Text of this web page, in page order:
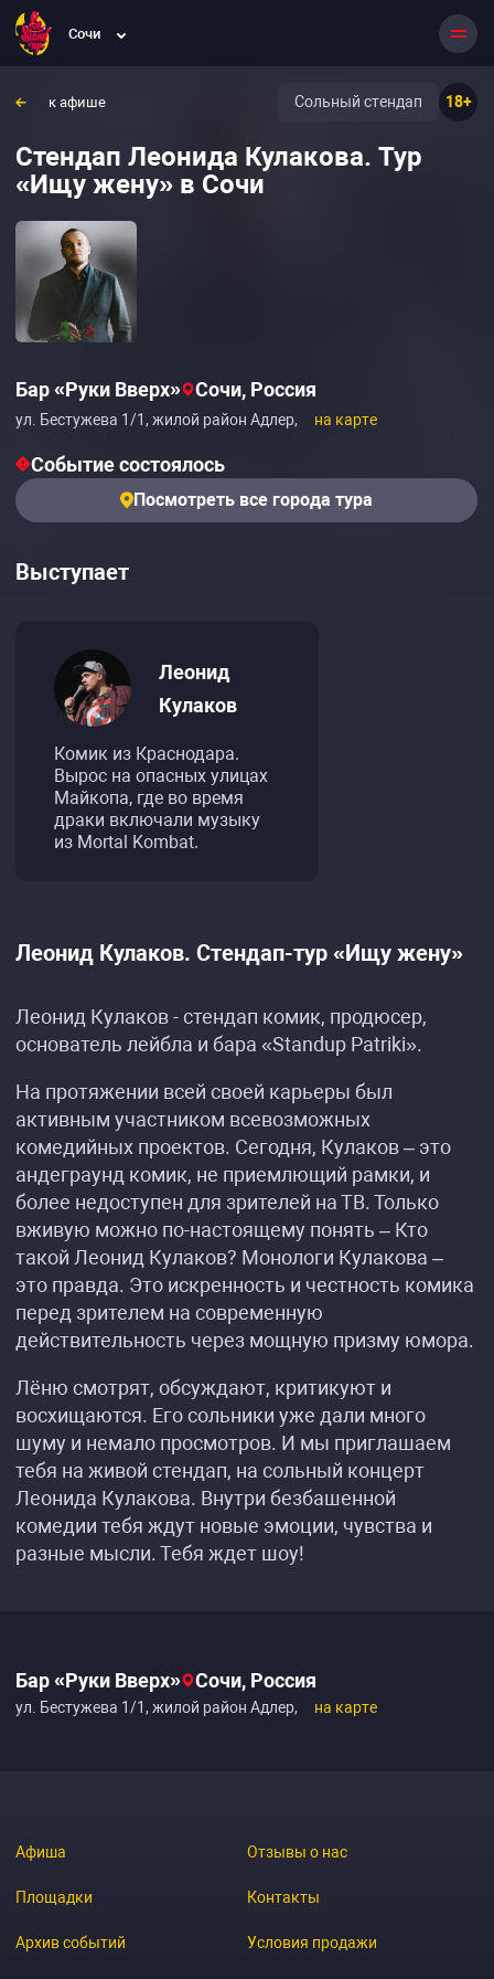
Сочи
к афише 18+
Сольный стендап
Стендап Леонида Кулакова. Тур
«Ищу жену» в Сочи
Бар «Руки Вверх» Сочи, Россия
ул. Бестужева 1/1, жилой район Адлер, на карте
Событие состоялось
Посмотреть все города тура
Выступает
Леонид
Кулаков
Комик из Краснодара.
Вырос на опасных улицах
Майкопа, где во время
драки включали музыку
из Mortal Kombat.
Леонид Кулаков. Стендап-тур «Ищу жену»
Леонид Кулаков - стендап комик, продюсер,
основатель лейбла и бара «Standup Patriki».
На протяжении всей своей карьеры был
активным участником всевозможных
комедийных проектов. Сегодня, Кулаков – это
андеграунд комик, не приемлющий рамки, и
более недоступен для зрителей на ТВ. Только
вживую можно по-настоящему понять – Кто
такой Леонид Кулаков? Монологи Кулакова –
это правда. Это искренность и честность комика
перед зрителем на современную
действительность через мощную призму юмора.
Лёню смотрят, обсуждают, критикуют и
восхищаются. Его сольники уже дали много
шуму и немало просмотров. И мы приглашаем
тебя на живой стендап, на сольный концерт
Леонида Кулакова. Внутри безбашенной
комедии тебя ждут новые эмоции, чувства и
разные мысли. Тебя ждет шоу!
Бар «Руки Вверх» Сочи, Россия
ул. Бестужева 1/1, жилой район Адлер, на карте
Афиша
Площадки
Архив событий
Отзывы о нас
Контакты
Условия продажи